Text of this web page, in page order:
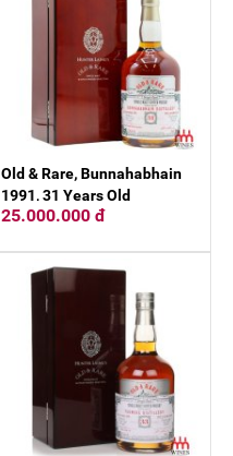
Old & Rare, Bunnahabhain
1991, 31 Years Old
25.000.000 đ